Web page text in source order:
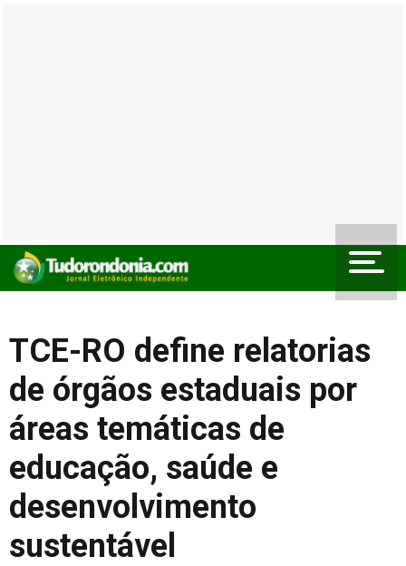
TCE-RO define relatorias
de órgãos estaduais por
áreas temáticas de
educação, saúde e
desenvolvimento
sustentável